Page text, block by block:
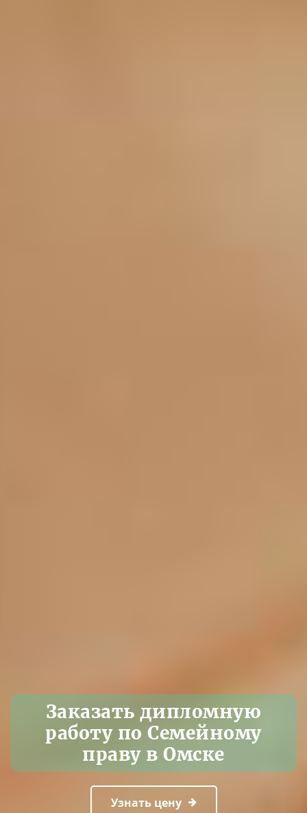
Заказать дипломную
работу по Семейному
праву в Омске
Узнать цену